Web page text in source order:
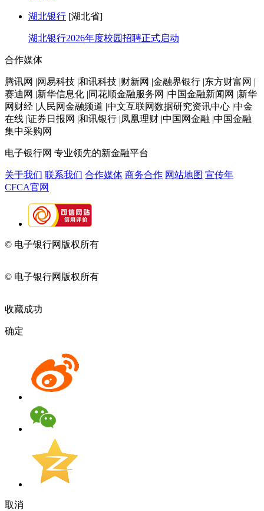
湖北银行 [湖北省]
湖北银行2026年度校园招聘正式启动
合作媒体
腾讯网 |网易科技 |和讯科技 |财新网 |金融界银行 |东方财富网 |
赛迪网 |新华信息化 |同花顺金融服务网 |中国金融新闻网 |新华
网财经 |人民网金融频道 |中文互联网数据研究资讯中心 |中金
在线 |证券日报网 |和讯银行 |凤凰理财 |中国网金融 |中国金融
集中采购网
电子银行网 专业领先的新金融平台
关于我们 联系我们 合作媒体 商务合作 网站地图 宣传年
CFCA官网
© 电子银行网版权所有
© 电子银行网版权所有
收藏成功
确定
取消